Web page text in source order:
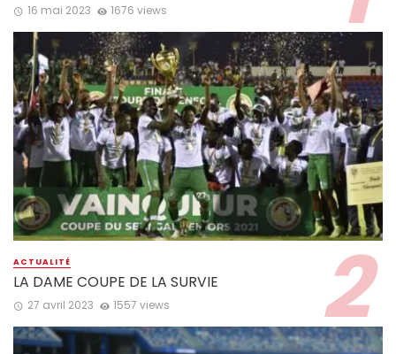
16 mai 2023 1676 views
ACTUALITÉ
LA DAME COUPE DE LA SURVIE
27 avril 2023 1557 views